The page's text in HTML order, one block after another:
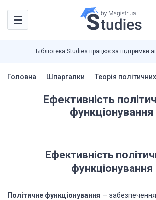
Бібліотека Studies працює за підтримки
Головна Шпаргалки Теорія
Ефективність
функціонування
Ефективність
функціонування
Політичне функціонування — забезпечення